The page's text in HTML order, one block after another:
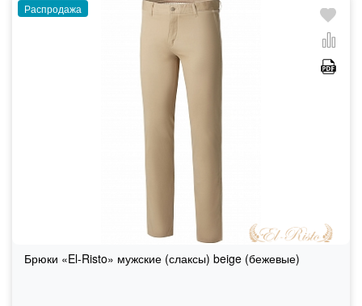
Распродажа
Брюки «El-Risto» мужские (слаксы) beige (бежевые)